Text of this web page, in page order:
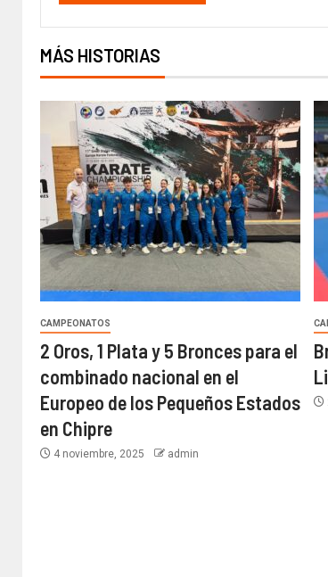
MÁS HISTORIAS
CAMPEONATOS
2 Oros, 1 Plata y 5 Bronces para el
combinado nacional en el
Europeo de los Pequeños Estados
en Chipre
4 noviembre, 2025 admin